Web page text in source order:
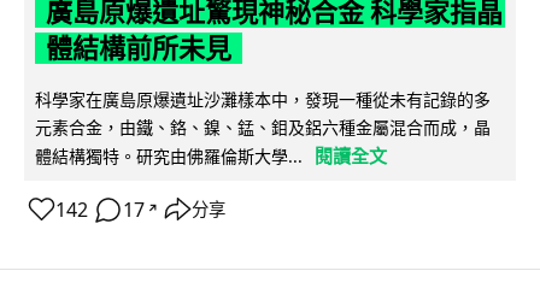
廣島原爆遺址驚現神秘合金 科學家指晶
體結構前所未見
科學家在廣島原爆遺址沙灘樣本中，發現一種從未有記錄的多
元素合金，由鐵、鉻、鎳、錳、鉬及鋁六種金屬混合而成，晶
體結構獨特。研究由佛羅倫斯大學...
閱讀全文
142 17 ↗ 分享